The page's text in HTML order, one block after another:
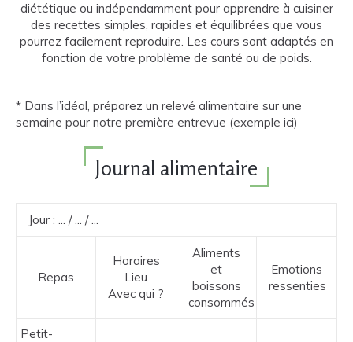
diététique ou indépendamment pour apprendre à cuisiner
des recettes simples, rapides et équilibrées que vous
pourrez facilement reproduire. Les cours sont adaptés en
fonction de votre problème de santé ou de poids.
* Dans l’idéal, préparez un relevé alimentaire sur une
semaine pour notre première entrevue (exemple ici)
Journal alimentaire
Jour : ... / ... / ...
Repas
Horaires
Lieu
Avec qui ?
Aliments
et
boissons
consommés
Emotions
ressenties
Petit-